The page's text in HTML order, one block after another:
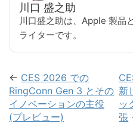
川口 盛之助
川口盛之助は、Apple 製品
ライターです。
← CES 2026 での
RingConn Gen 3 とその
イノベーションの主役
(プレビュー)
新
ッ
張